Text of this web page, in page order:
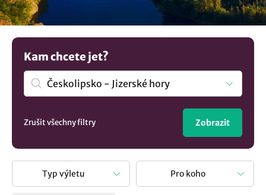
kopečky a hory? Uvidíte, že možností je v destinaci
Českolipsko - Jizerské hory je velká řada. Náhodně jsme
vybrali několik tipů v kategorii kopce, kopečky a hory v
lokalitě Českolipsko - Jizerské hory:
Hejnicích ,Liberecká výšina
obcí, která stojí za návštěvu:
Hejnice
dalšími výlety navštivte Liberecký kraj.
Kam chcete jet?
Zrušit všechny filtry Zobrazit
Typ výletu Pro koho